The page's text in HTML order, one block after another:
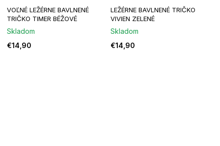
VOĽNÉ LEŽÉRNE BAVLNENÉ
TRIČKO TIMER BÉŽOVÉ
Skladom
€14,90
LEŽÉRNE BAVLNENÉ TRIČKO
VIVIEN ZELENÉ
Skladom
€14,90